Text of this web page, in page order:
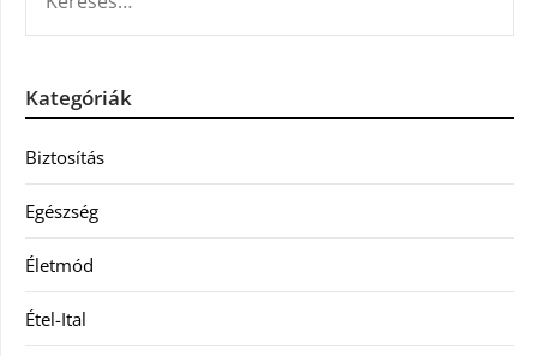
Kategóriák
Biztosítás
Egészség
Életmód
Étel-Ital